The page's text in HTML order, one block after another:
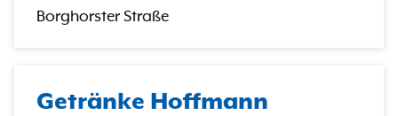
Borghorster Straße
Getränke Hoffmann